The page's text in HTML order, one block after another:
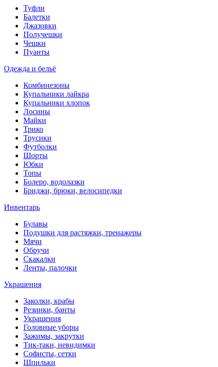
Туфли
Балетки
Джазовки
Получешки
Чешки
Пуанты
Одежда и бельё
Комбинезоны
Купальники лайкра
Купальники хлопок
Лосины
Майки
Трико
Трусики
Футболки
Шорты
Юбки
Топы
Болеро, водолазки
Бриджи, брюки, велосипедки
Инвентарь
Булавы
Подушки для растяжки, тренажеры
Мячи
Обручи
Скакалки
Ленты, палочки
Украшения
Заколки, крабы
Резинки, банты
Украшения
Головные уборы
Зажимы, закрутки
Тик-таки, невидимки
Софисты, сетки
Шпильки